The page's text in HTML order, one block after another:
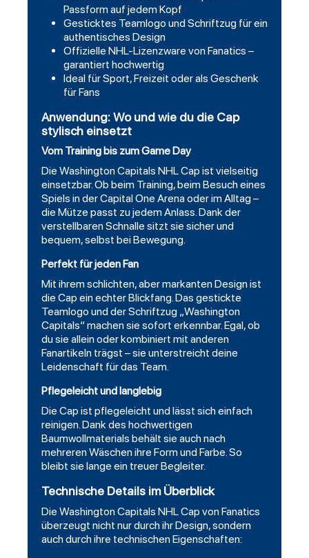
Passform auf jedem Kopf
Gesticktes Teamlogo und Schriftzug für ein
authentisches Design
Offizielle NHL-Lizenzware von Fanatics –
garantiert hochwertig
Ideal für Sport, Freizeit oder als Geschenk
für Fans
Anwendung: Wo und wie du die Cap
stylisch einsetzt
Vom Training bis zum Game Day
Die Washington Capitals NHL Cap ist vielseitig
einsetzbar. Ob beim Training, beim Besuch eines
Spiels in der Capital One Arena oder im Alltag –
die Mütze passt zu jedem Anlass. Dank der
verstellbaren Schnalle sitzt sie sicher und
bequem, selbst bei Bewegung.
Perfekt für jeden Fan
Mit ihrem schlichten, aber markanten Design ist
die Cap ein echter Blickfang. Das gestickte
Teamlogo und der Schriftzug „Washington
Capitals“ machen sie sofort erkennbar. Egal, ob
du sie allein oder kombiniert mit anderen
Fanartikeln trägst – sie unterstreicht deine
Leidenschaft für das Team.
Pflegeleicht und langlebig
Die Cap ist pflegeleicht und lässt sich einfach
reinigen. Dank des hochwertigen
Baumwollmaterials behält sie auch nach
mehreren Wäschen ihre Form und Farbe. So
bleibt sie lange ein treuer Begleiter.
Technische Details im Überblick
Die Washington Capitals NHL Cap von Fanatics
überzeugt nicht nur durch ihr Design, sondern
auch durch ihre technischen Eigenschaften: